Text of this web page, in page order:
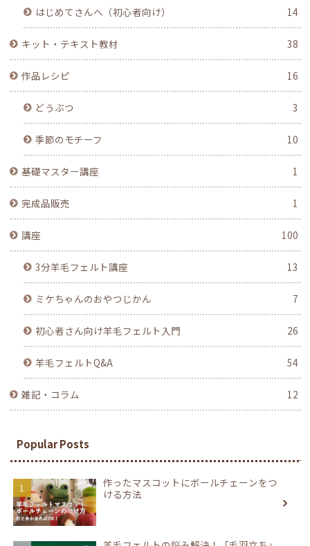
はじめてさんへ（初心者向け） 14
キット・テキスト教材 38
作品レシピ 16
どうぶつ 3
季節のモチーフ 10
基礎マスター講座 1
完成品販売 1
講座 100
3分羊毛フェルト講座 13
ミケちゃんのおやつじかん 7
初心者さん向け羊毛フェルト入門 26
羊毛フェルトQ&A 54
雑記・コラム 12
Popular Posts
作ったマスコットにボールチェーンをつ
ける方法